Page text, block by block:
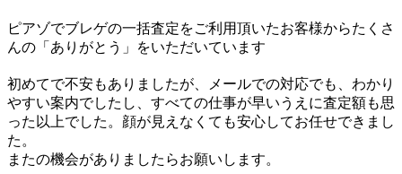
ピアゾでブレゲの一括査定をご利用頂いたお客様からたくさ
んの「ありがとう」をいただいています
初めてで不安もありましたが、メールでの対応でも、わかり
やすい案内でしたし、すべての仕事が早いうえに査定額も思
った以上でした。顔が見えなくても安心してお任せできまし
た。
またの機会がありましたらお願いします。